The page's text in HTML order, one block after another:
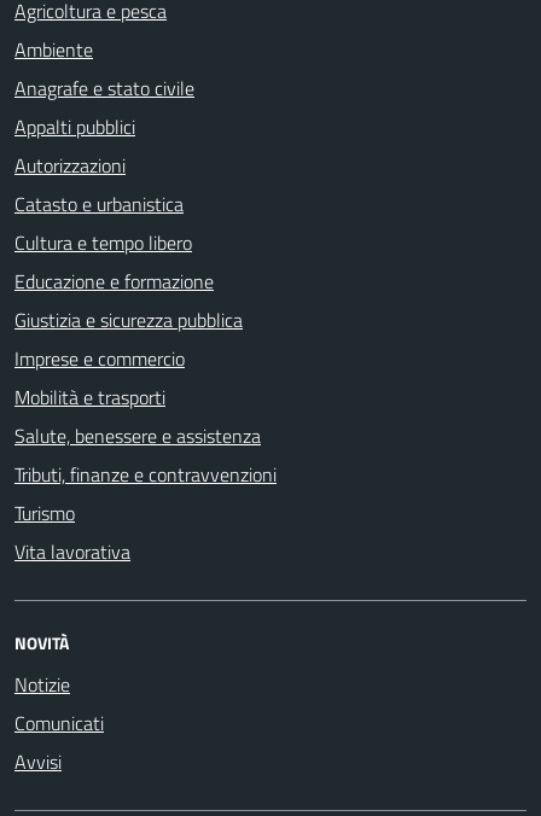
Agricoltura e pesca
Ambiente
Anagrafe e stato civile
Appalti pubblici
Autorizzazioni
Catasto e urbanistica
Cultura e tempo libero
Educazione e formazione
Giustizia e sicurezza pubblica
Imprese e commercio
Mobilità e trasporti
Salute, benessere e assistenza
Tributi, finanze e contravvenzioni
Turismo
Vita lavorativa
NOVITÀ
Notizie
Comunicati
Avvisi